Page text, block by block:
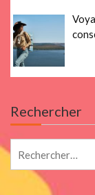
Rechercher